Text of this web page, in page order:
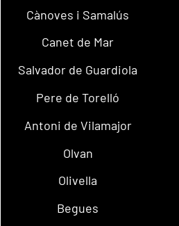
Cànoves i Samalús
Canet de Mar
Salvador de Guardiola
Pere de Torelló
Antoni de Vilamajor
Olvan
Olivella
Begues